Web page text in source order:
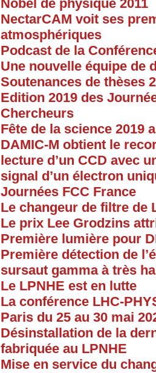
Nobel de physique 2011
NectarCAM voit ses
atmosphériques
Podcast de la
Une nouvelle équipe de
Soutenances de thèses
Edition 2019 des
Chercheurs
Fête de la science 2019
DAMIC-M obtient le
lecture d’un CCD avec
signal d’un électron
Journées FCC France
Le changeur de filtre de
Le prix Lee Grodzins
Première lumière pour
Première détection de
sursaut gamma à très
Le LPNHE est en lutte
La conférence LHC-
Paris du 25 au 30 mai
Désinstallation de la
fabriquée au LPNHE
Mise en service du